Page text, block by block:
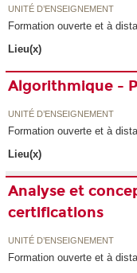
UNITÉ D’ENSEIGNEMENT
Formation ouverte et à
Lieu(x)
Algorithmique -
UNITÉ D’ENSEIGNEMENT
Formation ouverte et à
Lieu(x)
Analyse et
certifications
UNITÉ D’ENSEIGNEMENT
Formation ouverte et à